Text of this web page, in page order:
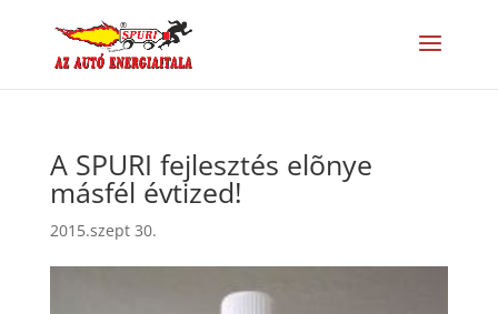
A SPURI fejlesztés elõnye
másfél évtized!
2015.szept 30.